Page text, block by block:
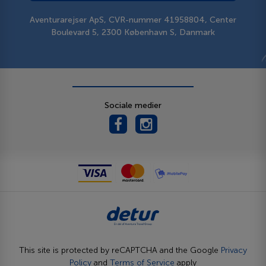
Aventurarejser ApS, CVR-nummer 41958804, Center
Boulevard 5, 2300 København S, Danmark
Sociale medier
This site is protected by reCAPTCHA and the Google Privacy
Policy and Terms of Service apply